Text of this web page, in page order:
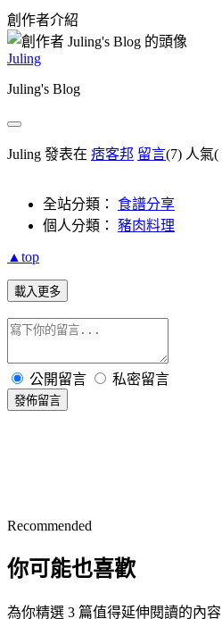
創作者介紹
Juling
Juling's Blog
Juling 發表在 痞客邦 留言(7) 人氣(
全站分類： 食譜分享
個人分類： 豬肉料理
▲top
載入更多
公開留言 私密留言
發佈留言
Recommended
你可能也喜歡
為你精選 3 篇值得延伸閱讀的內容